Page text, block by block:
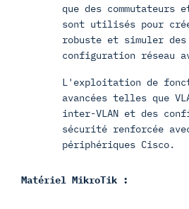
que des commutateurs
sont utilisés pour
robuste et simuler
configuration réseau
L'exploitation de
avancées telles que
inter-VLAN et des
sécurité renforcée
périphériques Cisco.
Matériel MikroTik :